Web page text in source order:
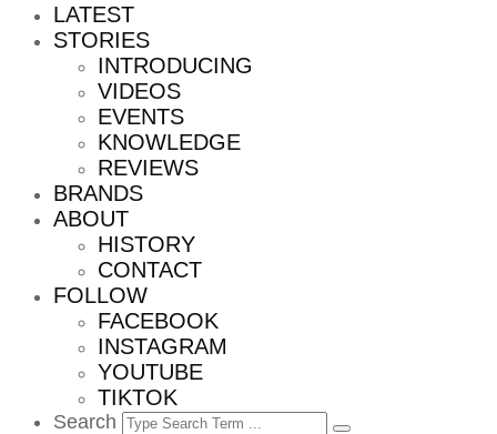
LATEST
STORIES
INTRODUCING
VIDEOS
EVENTS
KNOWLEDGE
REVIEWS
BRANDS
ABOUT
HISTORY
CONTACT
FOLLOW
FACEBOOK
INSTAGRAM
YOUTUBE
TIKTOK
Search